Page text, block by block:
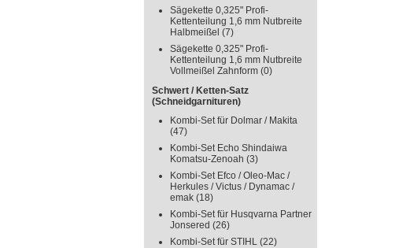
Sägekette 0,325" Profi-
Kettenteilung 1,6 mm Nutbreite
Halbmeißel (7)
Sägekette 0,325" Profi-
Kettenteilung 1,6 mm Nutbreite
Vollmeißel Zahnform (0)
Schwert / Ketten-Satz
(Schneidgarnituren)
Kombi-Set für Dolmar / Makita
(47)
Kombi-Set Echo Shindaiwa
Komatsu-Zenoah (3)
Kombi-Set Efco / Oleo-Mac /
Herkules / Victus / Dynamac /
emak (18)
Kombi-Set für Husqvarna Partner
Jonsered (26)
Kombi-Set für STIHL (22)